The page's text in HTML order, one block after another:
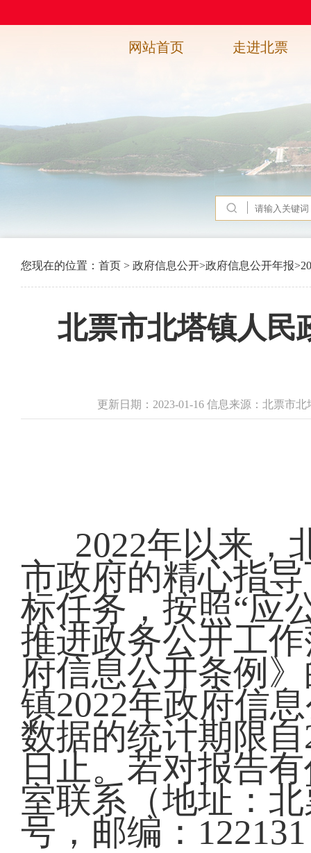
网站首页 走进北票
您现在的位置： 首页 > 政府信息公开>政府信息公开年报>
北票市北塔镇人民
更新日期：2023-01-16 信息来源：北票市
2022年以来，
市政府的精心指
标任务，按照“应
推进政务公开工
府信息公开条例
镇2022年政府信
数据的统计期限自
日止。若对报告
室联系（地址：
号，邮编：